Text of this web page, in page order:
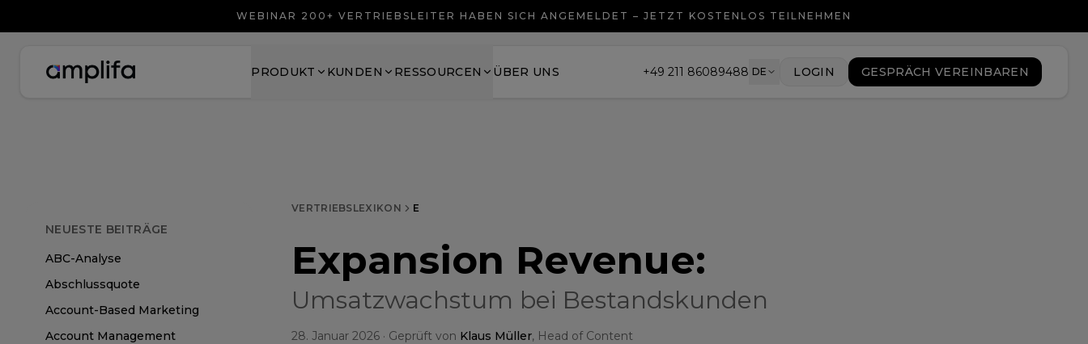
WEBINAR 200+ VERTRIEBSLEITER HABEN SICH ANGEMELDET – JETZT KOSTENLOS TEILNEHMEN
PRODUKT KUNDEN RESSOURCEN ÜBER UNS +49 211 86089488 DE LOGIN GESPRÄCH VEREINBAREN
NEUESTE BEITRÄGE
ABC-Analyse
Abschlussquote
Account-Based Marketing
Account Management
VERTRIEBSLEXIKON E
Expansion Revenue:
Umsatzwachstum bei Bestandskunden
28. Januar 2026 · Geprüft von Klaus Müller, Head of Content